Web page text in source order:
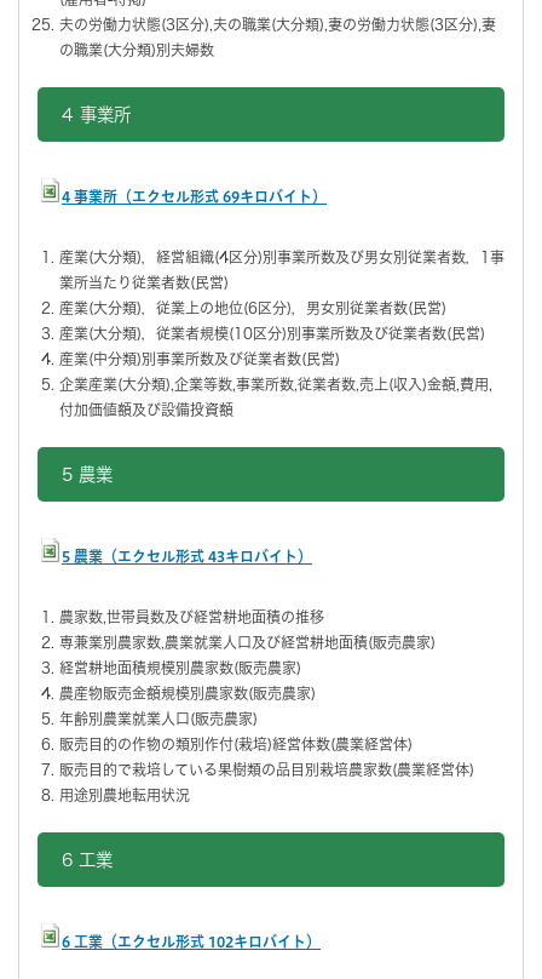
夫の労働力状態(3区分),夫の職業(大分類),妻の労働力状態(3区分),妻
の職業(大分類)別夫婦数
4 事業所
4 事業所（エクセル形式 69キロバイト）
産業(大分類)，経営組織(4区分)別事業所数及び男女別従業者数，1事
業所当たり従業者数(民営)
産業(大分類)，従業上の地位(6区分)，男女別従業者数(民営)
産業(大分類)，従業者規模(10区分)別事業所数及び従業者数(民営)
産業(中分類)別事業所数及び従業者数(民営)
企業産業(大分類),企業等数,事業所数,従業者数,売上(収入)金額,費用,
付加価値額及び設備投資額
5 農業
5 農業（エクセル形式 43キロバイト）
農家数,世帯員数及び経営耕地面積の推移
専兼業別農家数,農業就業人口及び経営耕地面積(販売農家)
経営耕地面積規模別農家数(販売農家)
農産物販売金額規模別農家数(販売農家)
年齢別農業就業人口(販売農家)
販売目的の作物の類別作付(栽培)経営体数(農業経営体)
販売目的で栽培している果樹類の品目別栽培農家数(農業経営体)
用途別農地転用状況
6 工業
6 工業（エクセル形式 102キロバイト）